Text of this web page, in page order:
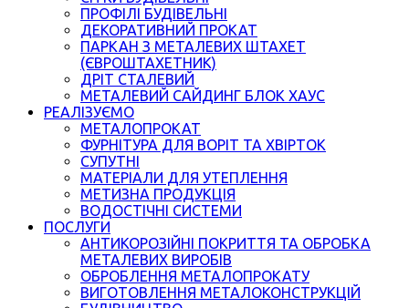
ПРОФІЛІ БУДІВЕЛЬНІ
ДЕКОРАТИВНИЙ ПРОКАТ
ПАРКАН З МЕТАЛЕВИХ ШТАХЕТ
(ЄВРОШТАХЕТНИК)
ДРІТ СТАЛЕВИЙ
МЕТАЛЕВИЙ САЙДИНГ БЛОК ХАУС
РЕАЛІЗУЄМО
МЕТАЛОПРОКАТ
ФУРНІТУРА ДЛЯ ВОРІТ ТА ХВІРТОК
СУПУТНІ
МАТЕРІАЛИ ДЛЯ УТЕПЛЕННЯ
МЕТИЗНА ПРОДУКЦІЯ
ВОДОСТІЧНІ СИСТЕМИ
ПОСЛУГИ
АНТИКОРОЗІЙНІ ПОКРИТТЯ ТА ОБРОБКА
МЕТАЛЕВИХ ВИРОБІВ
ОБРОБЛЕННЯ МЕТАЛОПРОКАТУ
ВИГОТОВЛЕННЯ МЕТАЛОКОНСТРУКЦІЙ